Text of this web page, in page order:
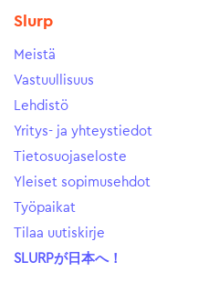
Slurp
Meistä
Vastuullisuus
Lehdistö
Yritys- ja yhteystiedot
Tietosuojaseloste
Yleiset sopimusehdot
Työpaikat
Tilaa uutiskirje
SLURPが日本へ！